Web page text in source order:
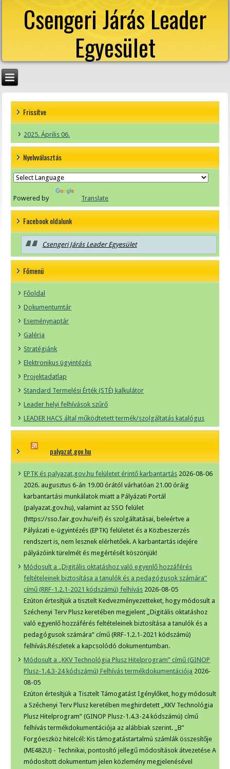
Csengeri Járás Leader
Egyesület
Frissítve
2025. Április 06.
Nyelvválasztás
Powered by Translate
Facebook oldalunk
Csengeri Járás Leader Egyesület
Főmenü
Főoldal
Dokumentumtár
Eseménynaptár
Galéria
Stratégiánk
Elektronikus ügyintézés
Projektadatlap
Standard Termelési Érték (STÉ) kalkulátor
Leader helyi felhívások szűrő
LEADER HACS által működtetett termék/szolgáltatás katalógus
palyazat.gov.hu
EPTK és palyazat.gov.hu felületet érintő karbantartás 2026-08-06
2026. augusztus 6-án 19.00 órától várhatóan 21.00 óráig
karbantartási munkálatok miatt a Pályázati Portál
(palyazat.gov.hu), valamint az SSO felület
(https://sso.fair.gov.hu/eif) és szolgáltatásai, beleértve a
Pályázati e-ügyintézés (EPTK) felületet és a Közbeszerzés
rendszert is, nem lesznek elérhetőek. A karbantartás idejére
pályázóink türelmét és megértését köszönjük!
Módosult a „Digitális oktatáshoz való egyenlő hozzáférés
feltételeinek biztosítása a tanulók és a pedagógusok számára”
című (RRF-1.2.1-2021 kódszámú) felhívás 2026-08-05
Ezúton értesítjük a tisztelt Kedvezményezetteket, hogy módosult a
Széchenyi Terv Plusz keretében megjelent „Digitális oktatáshoz
való egyenlő hozzáférés feltételeinek biztosítása a tanulók és a
pedagógusok számára” című (RRF-1.2.1-2021 kódszámú)
felhívás.Részletek a kapcsolódó dokumentumban.
Módosult a „KKV Technológia Plusz Hitelprogram” című (GINOP
Plusz-1.4.3-24 kódszámú) Felhívás termékdokumentációja 2026-
08-05
Ezúton értesítjük a Tisztelt Támogatást Igénylőket, hogy módosult
a Széchenyi Terv Plusz keretében meghirdetett „KKV Technológia
Plusz Hitelprogram” (GINOP Plusz-1.4.3-24 kódszámú) című
felhívás termékdokumentációja az alábbiak szerint. „B”
Forgóeszköz hitelcél: Kis támogatástartalmú számlák összesítője
(ME482U) - Technikai, pontosító jellegű módosítások átvezetése A
módosított dokumentum jelen közlemény megjelenésével